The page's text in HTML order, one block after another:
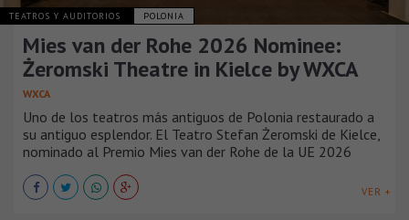
TEATROS Y AUDITORIOS POLONIA
Mies van der Rohe 2026 Nominee:
Żeromski Theatre in Kielce by WXCA
WXCA
Uno de los teatros más antiguos de Polonia restaurado a
su antiguo esplendor. El Teatro Stefan Żeromski de Kielce,
nominado al Premio Mies van der Rohe de la UE 2026
VER +